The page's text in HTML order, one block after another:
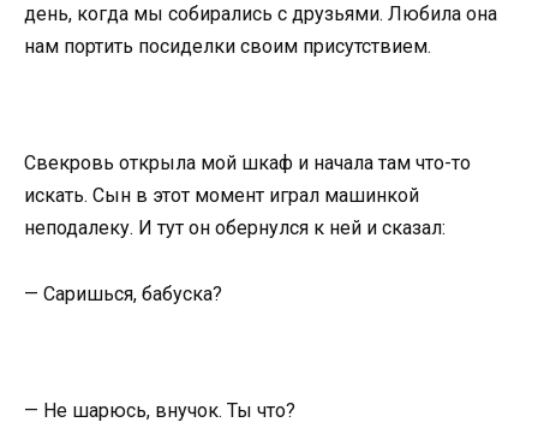
день, когда мы собирались с друзьями. Любила она
нам портить посиделки своим присутствием.
Свекровь открыла мой шкаф и начала там что-то
искать. Сын в этот момент играл машинкой
неподалеку. И тут он обернулся к ней и сказал:
— Саришься, бабуска?
— Не шарюсь, внучок. Ты что?